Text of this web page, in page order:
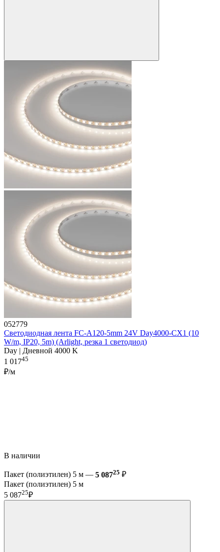
052779
Светодиодная лента FC-A120-5mm 24V Day4000-CX1 (10
W/m, IP20, 5m) (Arlight, резка 1 светодиод)
Day | Дневной 4000 K
1 01745
₽/м
В наличии
Пакет (полиэтилен) 5 м — 5 08725 ₽
Пакет (полиэтилен) 5 м
5 08725₽